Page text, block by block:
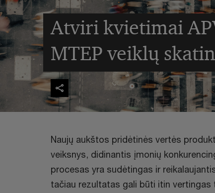
Atviri kvietimai
MTEP veiklų
Naujų aukštos pridėtinės vertės
veiksnys, didinantis įmonių
procesas yra sudėtingas ir
tačiau rezultatas gali būti itin